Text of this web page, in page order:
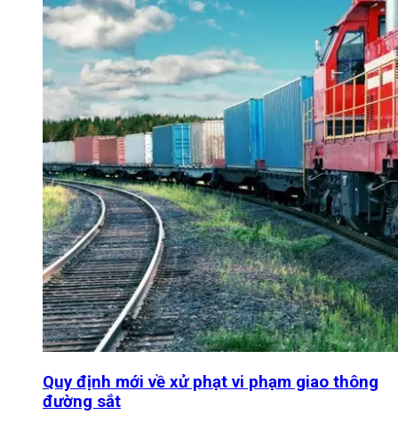
Quy định mới về xử phạt vi phạm giao thông
đường sắt